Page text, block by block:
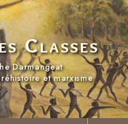
Classes
Darmangeat
et marxisme